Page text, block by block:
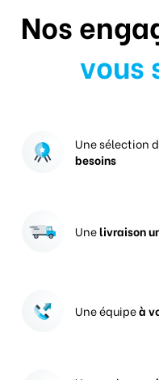
Nos
vous
Une sélection
besoins
Unelivraison
Une équipeà